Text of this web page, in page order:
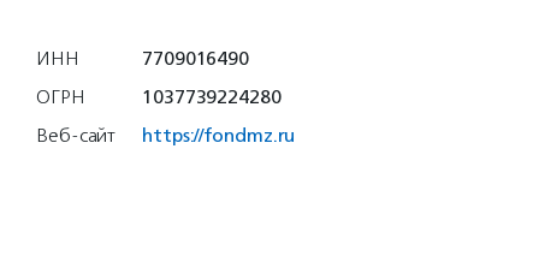
ИНН
7709016490
ОГРН
1037739224280
Веб-сайт
https://fondmz.ru